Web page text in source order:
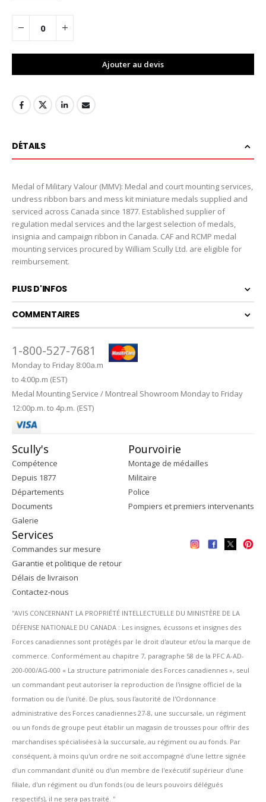
Ajouter au devis
DÉTAILS
Medal of Military Valour (MMV): Medal and court mounting services,
undress ribbon bars and mess kit miniature medals supplied and
serviced across Canada since 1877. Established supplier of
regulation medal services and the largest selection of medals,
insignia and campaign ribbon in Canada. CAF and RCMP medal
mounting services procured by William Scully Ltd. are eligible for
reimbursement.
PLUS D'INFOS
COMMENTAIRES
1-800-527-7681
Monday to Friday 8:00a.m
to 4:00p.m (EST)
Medal Mounting Service / Montreal Showroom Monday to Friday
12:00p.m. to 4p.m. (EST)
Scully's
Compétence
Depuis 1877
Départements
Documents
Galerie
Pourvoirie
Montage de médailles
Militaire
Police
Pompiers et premiers intervenants
Services
Commandes sur mesure
Garantie et politique de retour
Délais de livraison
Contactez-nous
''AVIS CONCERNANT LA PROPRIÉTÉ INTELLECTUELLE DU MINISTÈRE DE LA
DÉFENSE NATIONALE DU CANADA : Les insignes, écussons et insignes des
Forces canadiennes sont protégés par le droit d'auteur et/ou la marque de
commerce. Conformément au chapitre 7, paragraphe 58 de la PFC A-AD-
200-000/AG-000 « La structure patrimoniale des Forces canadiennes », seul
un commandant peut autoriser la reproduction de l'insigne officiel de la
formation ou de l'unité. De plus, sous l'autorité de l'Ordonnance
administrative des Forces canadiennes 27-8, une succursale, un régiment
ou un fonds de groupe peut établir un magasin de trousses pour offrir des
marchandises spécialisées à la succursale, au régiment ou au fonds. Par
conséquent, à moins qu'un ordre ne soit accompagné d'une lettre signée
d'un commandant d'unité ou d'un membre de l'exécutif supérieur d'une
filiale, d'un régiment ou d'un fonds (ou de leurs pouvoirs délégués
respectifs), il ne sera pas traité. ''